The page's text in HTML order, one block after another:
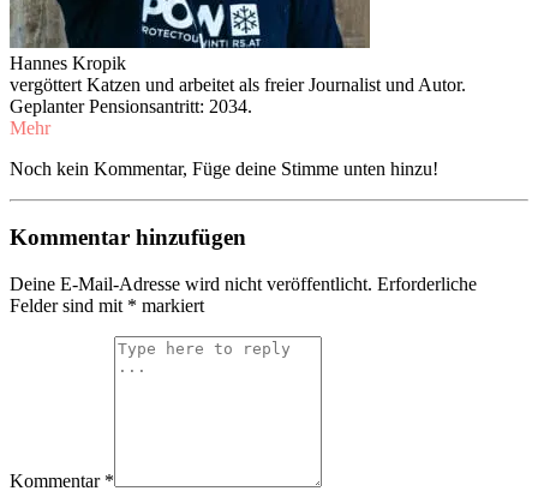
Hannes Kropik
vergöttert Katzen und arbeitet als freier Journalist und Autor.
Geplanter Pensionsantritt: 2034.
Mehr
Noch kein Kommentar, Füge deine Stimme unten hinzu!
Kommentar hinzufügen
Deine E-Mail-Adresse wird nicht veröffentlicht. Erforderliche
Felder sind mit * markiert
Kommentar *